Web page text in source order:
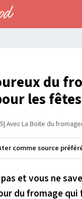
du
les
| Avec La Boite du
comme source
et vous ne
du fromage